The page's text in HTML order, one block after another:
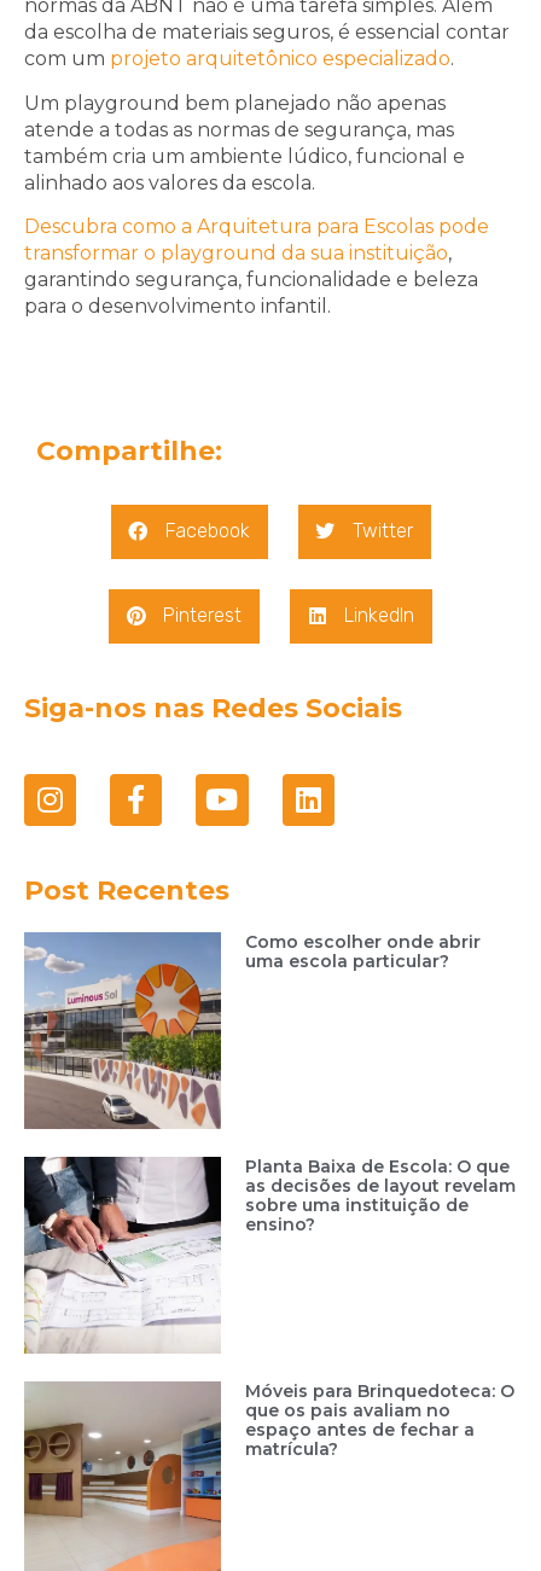
normas da ABNT não é uma tarefa simples. Além
da escolha de materiais seguros, é essencial contar
com um projeto arquitetônico especializado.
Um playground bem planejado não apenas
atende a todas as normas de segurança, mas
também cria um ambiente lúdico, funcional e
alinhado aos valores da escola.
Descubra como a Arquitetura para Escolas pode
transformar o playground da sua instituição,
garantindo segurança, funcionalidade e beleza
para o desenvolvimento infantil.
Compartilhe:
Facebook Twitter
Pinterest LinkedIn
Siga-nos nas Redes Sociais
Post Recentes
Como escolher onde abrir
uma escola particular?
Planta Baixa de Escola: O que
as decisões de layout revelam
sobre uma instituição de
ensino?
Móveis para Brinquedoteca: O
que os pais avaliam no
espaço antes de fechar a
matrícula?